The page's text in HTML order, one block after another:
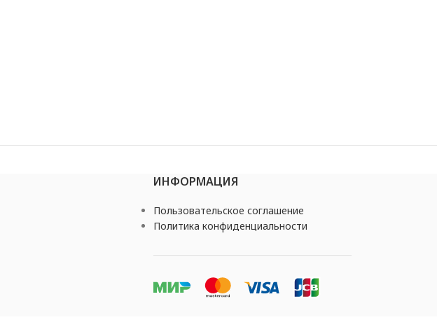
ИНФОРМАЦИЯ
Пользовательское соглашение
Политика конфиденциальности